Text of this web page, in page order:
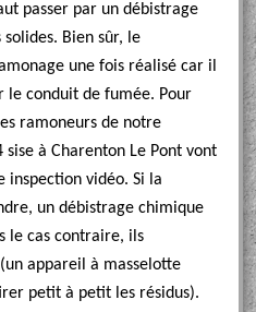
passer par un débistrage
Bien sûr, le
une fois réalisé car il
conduit de fumée. Pour
ramoneurs de notre
à Charenton Le Pont vont
inspection vidéo. Si la
un débistrage chimique
le cas contraire, ils
appareil à masselotte
petit à petit les résidus).